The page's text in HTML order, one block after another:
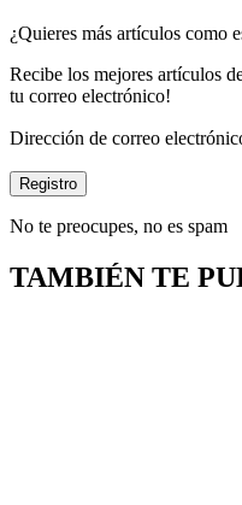
¿Quieres más artículos como
Recibe los mejores artículos
tu correo electrónico!
Dirección de correo
No te preocupes, no es spam
TAMBIÉN TE